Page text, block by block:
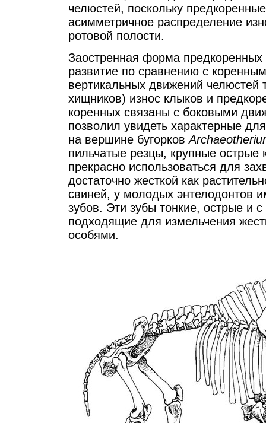
челюстей, поскольку
асимметричное распределение
ротовой полости.
Заостренная форма
развитие по сравнению с
вертикальных движений челюстей
хищников) износ клыков и
коренных связаны с боковыми
позволил увидеть характерные
на вершине бугорков
пильчатые резцы, крупные
прекрасно использоваться для
достаточно жесткой как
свиней, у молодых энтелодонтов
зубов. Эти зубы тонкие, острые и
подходящие для измельчения
особями.